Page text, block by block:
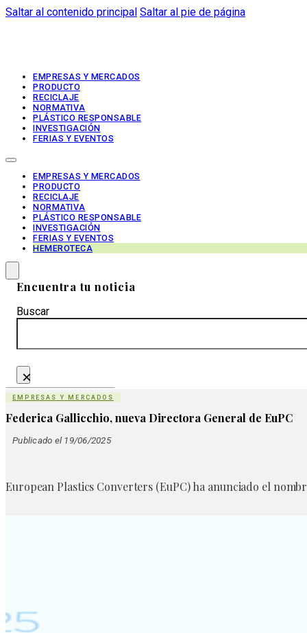
Saltar al contenido principal Saltar al pie de página
EMPRESAS Y MERCADOS
PRODUCTO
RECICLAJE
NORMATIVA
PLÁSTICO RESPONSABLE
INVESTIGACIÓN
FERIAS Y EVENTOS
EMPRESAS Y MERCADOS
PRODUCTO
RECICLAJE
NORMATIVA
PLÁSTICO RESPONSABLE
INVESTIGACIÓN
FERIAS Y EVENTOS
HEMEROTECA
Encuentra tu noticia
Buscar
×
EMPRESAS Y MERCADOS
Federica Gallicchio, nueva Directora General de EuPC
Publicado el 19/06/2025
European Plastics Converters (EuPC) ha anunciado el